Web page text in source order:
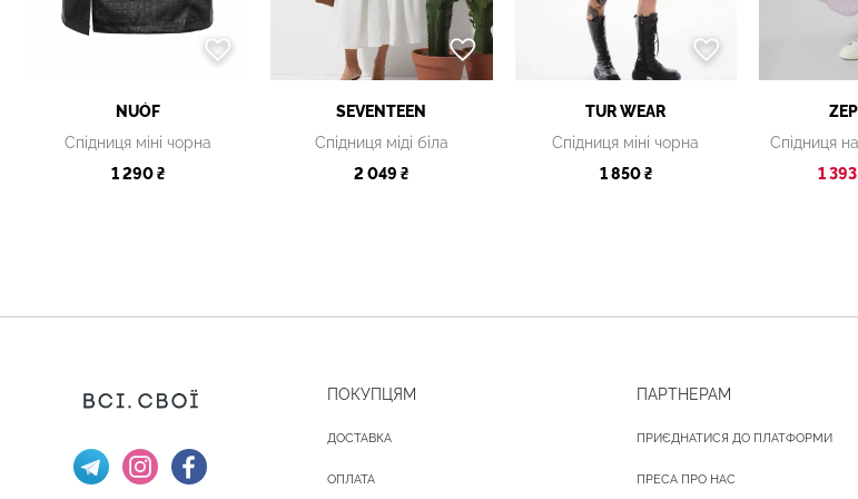
NUÓF
Спідниця міні чорна
1 290 ₴
SEVENTEEN
Спідниця міді біла
2 049 ₴
TUR WEAR
Спідниця міні чорна
1 850 ₴
1
ПОКУПЦЯМ
ДОСТАВКА
ОПЛАТА
ПАРТНЕРАМ
ПРИЄДНАТИСЯ ДО ПЛАТФОРМИ
ПРЕСА ПРО НАС